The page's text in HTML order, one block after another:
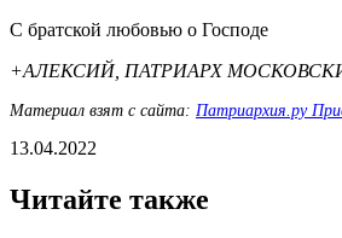
С братской любовью о Господе
+АЛЕКСИЙ, ПАТРИАРХ
Материал взят с сайта: Патриархия.ру
13.04.2022
Читайте также